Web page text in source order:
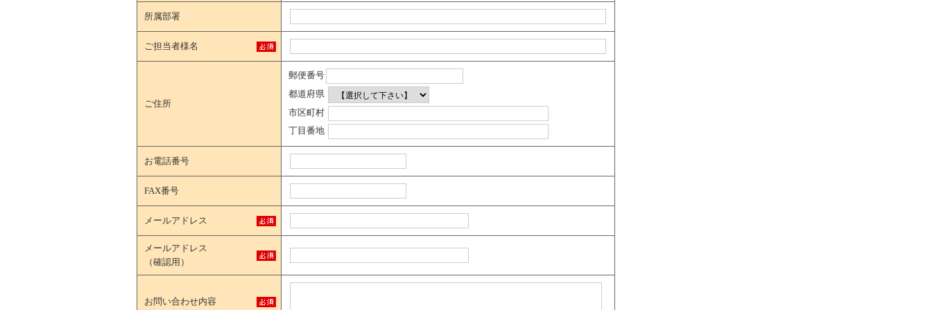
所属部署
ご担当者様名
ご住所
郵便番号
都道府県
市区町村
丁目番地
お電話番号
FAX番号
メールアドレス
メールアドレス
（確認用）
お問い合わせ内容